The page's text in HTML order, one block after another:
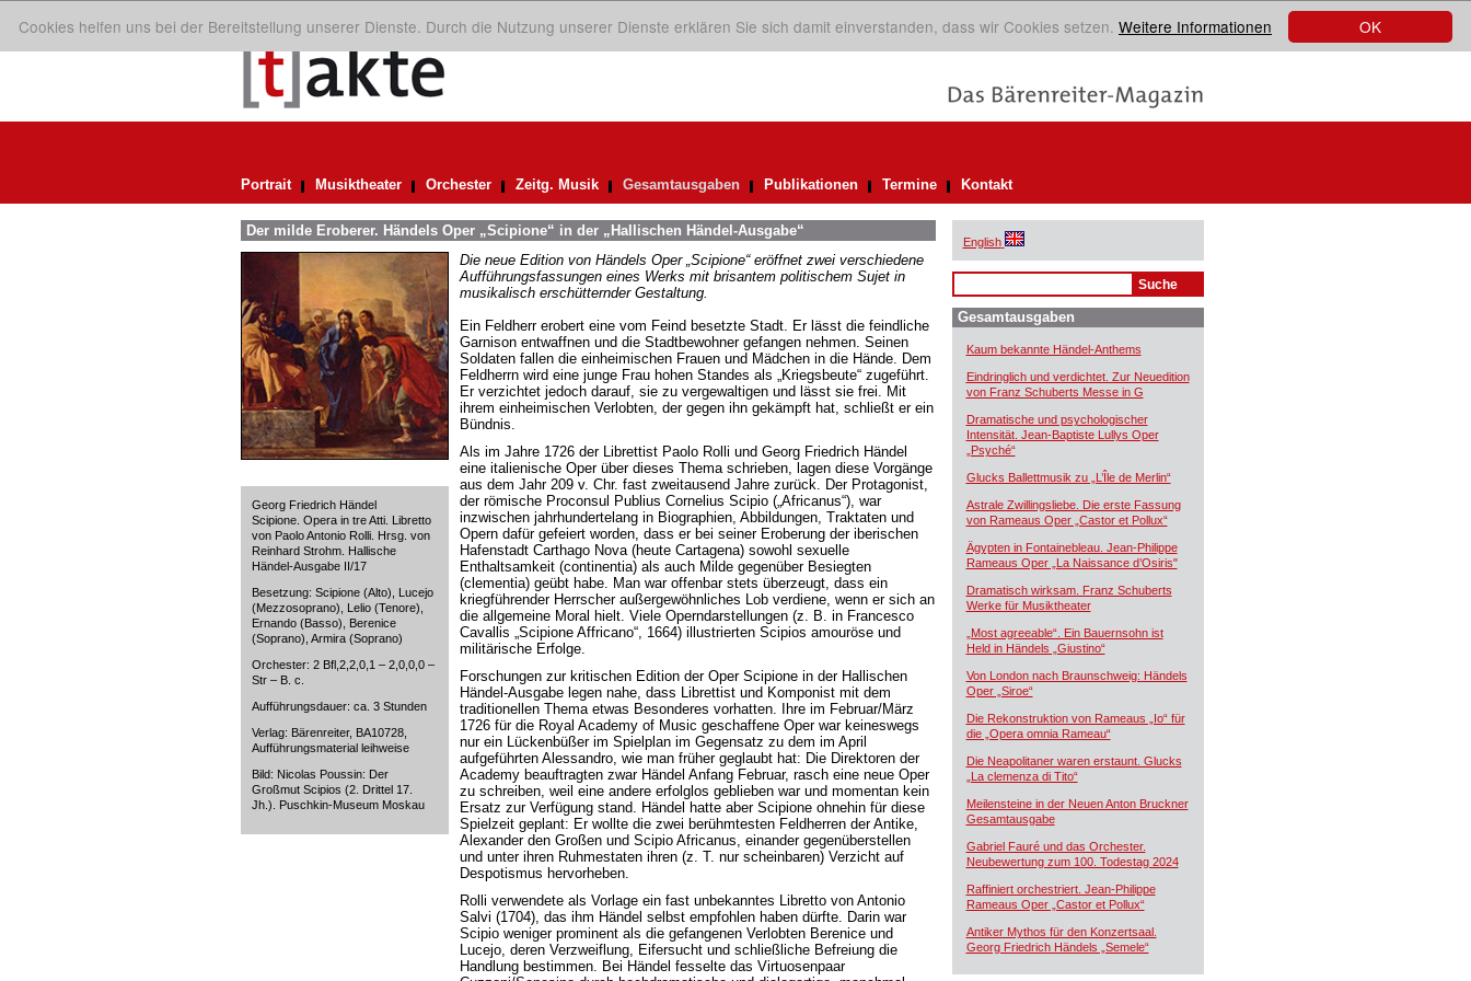
OK
Cookies helfen uns bei der Bereitstellung unserer Dienste. Durch die Nutzung unserer Dienste erklären Sie sich damit einverstanden, dass wir Cookies setzen. Weitere Informationen
Portrait Musiktheater Orchester Zeitg. Musik Gesamtausgaben Publikationen Termine Kontakt
Der milde Eroberer. Händels Oper „Scipione“ in der „Hallischen Händel-Ausgabe“
Georg Friedrich Händel
Scipione. Opera in tre Atti. Libretto
von Paolo Antonio Rolli. Hrsg. von
Reinhard Strohm. Hallische
Händel-Ausgabe II/17
Besetzung: Scipione (Alto), Lucejo
(Mezzosoprano), Lelio (Tenore),
Ernando (Basso), Berenice
(Soprano), Armira (Soprano)
Orchester: 2 Bfl,2,2,0,1 – 2,0,0,0 –
Str – B. c.
Aufführungsdauer: ca. 3 Stunden
Verlag: Bärenreiter, BA10728,
Aufführungsmaterial leihweise
Bild: Nicolas Poussin: Der
Großmut Scipios (2. Drittel 17.
Jh.). Puschkin-Museum Moskau
Die neue Edition von Händels Oper „Scipione“ eröffnet zwei verschiedene
Aufführungsfassungen eines Werks mit brisantem politischem Sujet in
musikalisch erschütternder Gestaltung.
Ein Feldherr erobert eine vom Feind besetzte Stadt. Er lässt die feindliche
Garnison entwaffnen und die Stadtbewohner gefangen nehmen. Seinen
Soldaten fallen die einheimischen Frauen und Mädchen in die Hände. Dem
Feldherrn wird eine junge Frau hohen Standes als „Kriegsbeute“ zugeführt.
Er verzichtet jedoch darauf, sie zu vergewaltigen und lässt sie frei. Mit
ihrem einheimischen Verlobten, der gegen ihn gekämpft hat, schließt er ein
Bündnis.
Als im Jahre 1726 der Librettist Paolo Rolli und Georg Friedrich Händel
eine italienische Oper über dieses Thema schrieben, lagen diese Vorgänge
aus dem Jahr 209 v. Chr. fast zweitausend Jahre zurück. Der Protagonist,
der römische Proconsul Publius Cornelius Scipio („Africanus“), war
inzwischen jahrhundertelang in Biographien, Abbildungen, Traktaten und
Opern dafür gefeiert worden, dass er bei seiner Eroberung der iberischen
Hafenstadt Carthago Nova (heute Cartagena) sowohl sexuelle
Enthaltsamkeit (continentia) als auch Milde gegenüber Besiegten
(clementia) geübt habe. Man war offenbar stets überzeugt, dass ein
kriegführender Herrscher außergewöhnliches Lob verdiene, wenn er sich an
die allgemeine Moral hielt. Viele Operndarstellungen (z. B. in Francesco
Cavallis „Scipione Affricano“, 1664) illustrierten Scipios amouröse und
militärische Erfolge.
Forschungen zur kritischen Edition der Oper Scipione in der Hallischen
Händel-Ausgabe legen nahe, dass Librettist und Komponist mit dem
traditionellen Thema etwas Besonderes vorhatten. Ihre im Februar/März
1726 für die Royal Academy of Music geschaffene Oper war keineswegs
nur ein Lückenbüßer im Spielplan im Gegensatz zu dem im April
aufgeführten Alessandro, wie man früher geglaubt hat: Die Direktoren der
Academy beauftragten zwar Händel Anfang Februar, rasch eine neue Oper
zu schreiben, weil eine andere erfolglos geblieben war und momentan kein
Ersatz zur Verfügung stand. Händel hatte aber Scipione ohnehin für diese
Spielzeit geplant: Er wollte die zwei berühmtesten Feldherren der Antike,
Alexander den Großen und Scipio Africanus, einander gegenüberstellen
und unter ihren Ruhmestaten ihren (z. T. nur scheinbaren) Verzicht auf
Despotismus hervorheben.
Rolli verwendete als Vorlage ein fast unbekanntes Libretto von Antonio
Salvi (1704), das ihm Händel selbst empfohlen haben dürfte. Darin war
Scipio weniger prominent als die gefangenen Verlobten Berenice und
Lucejo, deren Verzweiflung, Eifersucht und schließliche Befreiung die
Handlung bestimmen. Bei Händel fesselte das Virtuosenpaar
English
Gesamtausgaben
Kaum bekannte Händel-Anthems
Eindringlich und verdichtet. Zur Neuedition
von Franz Schuberts Messe in G
Dramatische und psychologischer
Intensität. Jean-Baptiste Lullys Oper
„Psyché“
Glucks Ballettmusik zu „L’Île de Merlin“
Astrale Zwillingsliebe. Die erste Fassung
von Rameaus Oper „Castor et Pollux“
Ägypten in Fontainebleau. Jean-Philippe
Rameaus Oper „La Naissance d’Osiris"
Dramatisch wirksam. Franz Schuberts
Werke für Musiktheater
„Most agreeable“. Ein Bauernsohn ist
Held in Händels „Giustino“
Von London nach Braunschweig: Händels
Oper „Siroe“
Die Rekonstruktion von Rameaus „Io“ für
die „Opera omnia Rameau“
Die Neapolitaner waren erstaunt. Glucks
„La clemenza di Tito“
Meilensteine in der Neuen Anton Bruckner
Gesamtausgabe
Gabriel Fauré und das Orchester.
Neubewertung zum 100. Todestag 2024
Raffiniert orchestriert. Jean-Philippe
Rameaus Oper „Castor et Pollux“
Antiker Mythos für den Konzertsaal.
Georg Friedrich Händels „Semele“